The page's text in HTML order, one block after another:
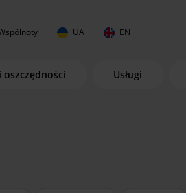
UA EN
Usługi